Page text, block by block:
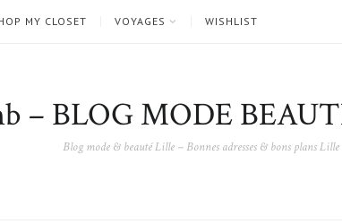
MY CLOSET VOYAGES WISHLIST
– BLOG MODE
Blog mode & beauté Lille – Bonnes adresses & bons plans Lille